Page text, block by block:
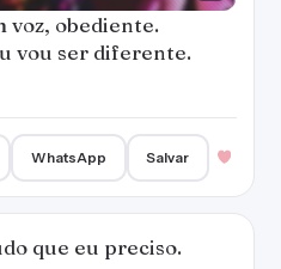
voz, obediente.
vou ser diferente.
WhatsApp Salvar
que eu preciso.